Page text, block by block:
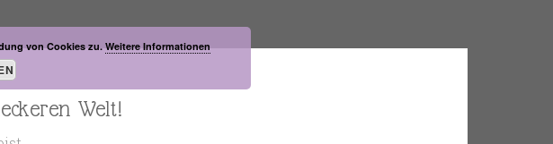
Welt!
von Cookies zu.Weitere Informationen